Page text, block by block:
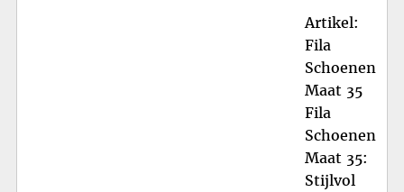
Artikel:
Fila
Schoenen
Maat 35
Fila
Schoenen
Maat 35:
Stijlvol